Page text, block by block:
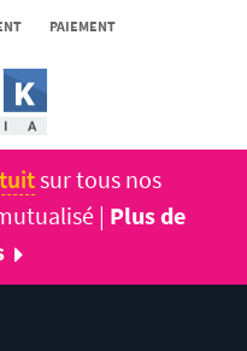
PAIEMENT
sur tous nos
| Plus de